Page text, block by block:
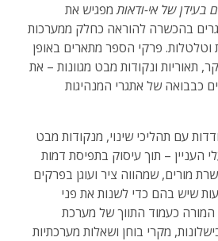
של אי-ודאותמפגיש את
בהכשרה להוראה כחלק ממערכות
וטלטלות. פרקי הספר מתארים באופן
תאוריות ונקודות מבט מגוונות – את
כבבואה של אתגרי המנהיגות
עם תהליכי שינוי, מנקודות מבט
העניין – תוך עיסוק בתפיסת דמות
מורים, שמהווה ציר ועוגן בפרקים
שיש בהם כדי לשנות את פני
כעמוד התווך של מערכת
מקרי בוחן ושאלות מערכתיות